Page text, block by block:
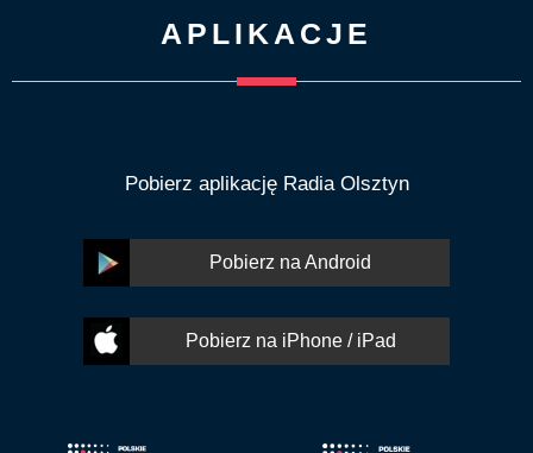
APLIKACJE
Pobierz aplikację Radia Olsztyn
Pobierz na Android
Pobierz na iPhone / iPad